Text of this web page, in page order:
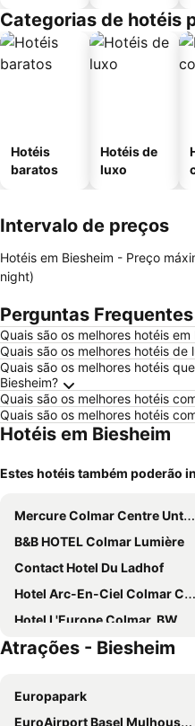
Categorias de hotéis
Hotéis
baratos
Hotéis de
luxo
Intervalo de preços
Hotéis em Biesheim - Preço
night)
Perguntas
Quais são os melhores hotéis em
Quais são os melhores hotéis de
Quais são os melhores hotéis
Biesheim?
Quais são os melhores hotéis
Quais são os melhores hotéis
Hotéis em Biesheim
Estes hotéis também poderão
Mercure Colmar Centre Unterlinden
B&B HOTEL Colmar Lumière
Contact Hotel Du Ladhof
Hotel Arc-En-Ciel Colmar Contact Hotel
Hotel L'Europe Colmar, BW Signature Collection
Best Western Colmar Expo
Greet Hotel Colmar
Atrações - Biesheim
Europapark
EuroAirport Basel Mulhouse Freiburg